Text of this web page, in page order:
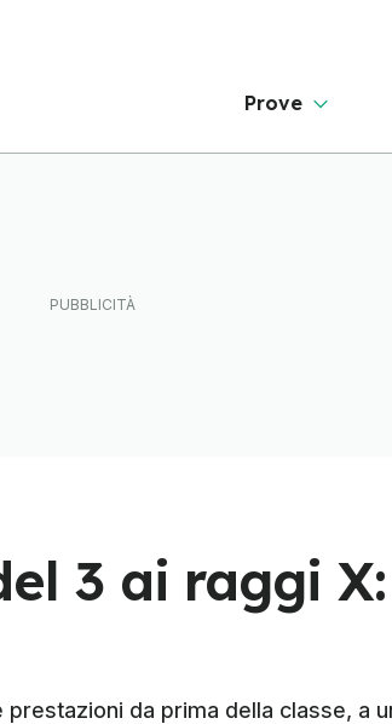
Prove
3 ai raggi
da prima della classe, a